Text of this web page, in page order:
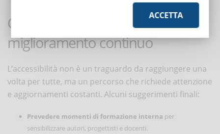
Consigli pratici per un
miglioramento continuo
L’accessibilità non è un traguardo da raggiungere una
volta per tutte, ma un percorso che richiede attenzione
e aggiornamenti costanti. Alcuni suggerimenti finali:
Prevedere momenti di formazione interna per
sensibilizzare autori, progettisti e docenti.
ACCETTA